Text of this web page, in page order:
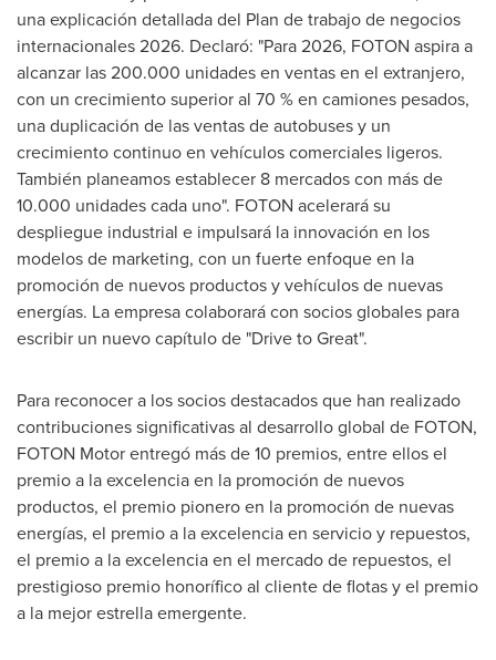
una explicación detallada del Plan de trabajo de negocios
internacionales 2026. Declaró: "Para 2026, FOTON aspira a
alcanzar las 200.000 unidades en ventas en el extranjero,
con un crecimiento superior al 70 % en camiones pesados,
una duplicación de las ventas de autobuses y un
crecimiento continuo en vehículos comerciales ligeros.
También planeamos establecer 8 mercados con más de
10.000 unidades cada uno". FOTON acelerará su
despliegue industrial e impulsará la innovación en los
modelos de marketing, con un fuerte enfoque en la
promoción de nuevos productos y vehículos de nuevas
energías. La empresa colaborará con socios globales para
escribir un nuevo capítulo de "Drive to Great".
Para reconocer a los socios destacados que han realizado
contribuciones significativas al desarrollo global de FOTON,
FOTON Motor entregó más de 10 premios, entre ellos el
premio a la excelencia en la promoción de nuevos
productos, el premio pionero en la promoción de nuevas
energías, el premio a la excelencia en servicio y repuestos,
el premio a la excelencia en el mercado de repuestos, el
prestigioso premio honorífico al cliente de flotas y el premio
a la mejor estrella emergente.